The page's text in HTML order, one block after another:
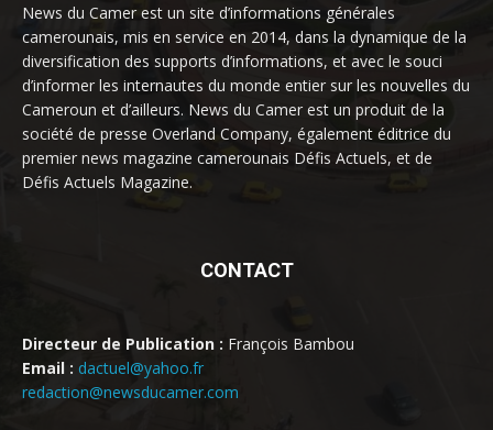
News du Camer est un site d’informations générales
camerounais, mis en service en 2014, dans la dynamique de la
diversification des supports d’informations, et avec le souci
d’informer les internautes du monde entier sur les nouvelles du
Cameroun et d’ailleurs. News du Camer est un produit de la
société de presse Overland Company, également éditrice du
premier news magazine camerounais Défis Actuels, et de
Défis Actuels Magazine.
CONTACT
Directeur de Publication : François Bambou
Email : dactuel@yahoo.fr
redaction@newsducamer.com